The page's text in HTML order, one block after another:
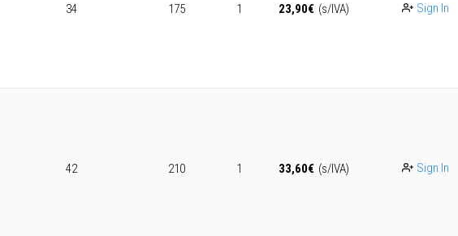
34 175 1 23,90€ (s/IVA) Sign In
42 210 1 33,60€ (s/IVA) Sign In